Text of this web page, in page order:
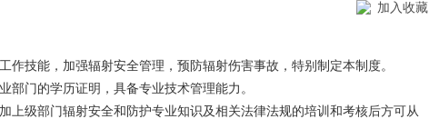
加入收藏
技能，加强辐射安全管理，预防辐射伤害事故，特别制定本制度。
门的学历证明，具备专业技术管理能力。
级部门辐射安全和防护专业知识及相关法律法规的培训和考核后方可从